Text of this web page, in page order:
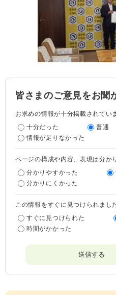
皆さまのご意見をお聞
お求めの情報が十分掲載されてい
十分だった
普通
情報が足りなかった
ページの構成や内容、表現は分か
分かりやすかった
分かりにくかった
この情報をすぐに見つけられまし
すぐに見つけられた
時間がかかった